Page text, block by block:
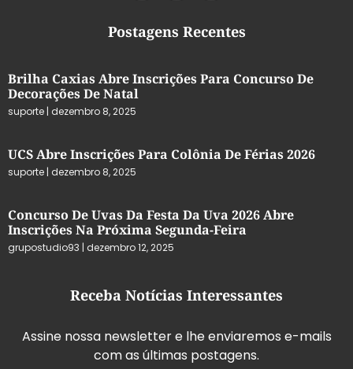
Postagens Recentes
Brilha Caxias Abre Inscrições Para Concurso De
Decorações De Natal
suporte dezembro 8, 2025
UCS Abre Inscrições Para Colônia De Férias 2026
suporte dezembro 8, 2025
Concurso De Uvas Da Festa Da Uva 2026 Abre
Inscrições Na Próxima Segunda-Feira
grupostudio93 dezembro 12, 2025
Receba Notícias Interessantes
Assine nossa newsletter e lhe enviaremos e-mails
com as últimas postagens.